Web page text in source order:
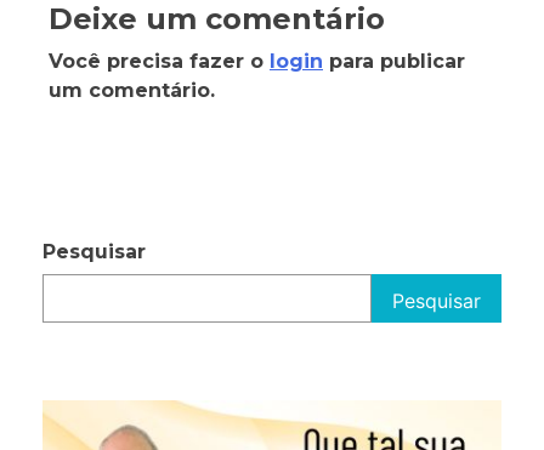
Deixe um comentário
Você precisa fazer o login para publicar
um comentário.
Pesquisar
Pesquisar